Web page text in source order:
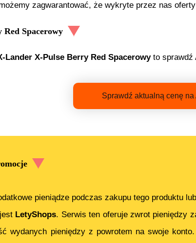
zagwarantować, że wykryte przez nas
Spacerowy
Lander X-Pulse Berry Red Spacerowyto sprawdź
Sprawdź aktualną cenę na
pieniądze podczas zakupu tego produktu
LetyShops. Serwis ten oferuje zwrot pieniędzy
wydanych pieniędzy z powrotem na swoje konto.